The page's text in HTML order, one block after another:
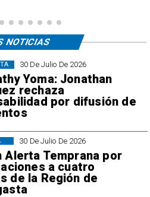
30 De Julio De 2026
Yoma: Jonathan
rechaza
por difusión de
30 De Julio De 2026
Alerta Temprana por
a cuatro
de la Región de
NOTICIAS